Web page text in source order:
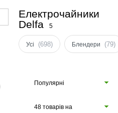
Електрочайники
Delfa
5
Усі (698) Блендери (79)
Популярні
48 товарів на